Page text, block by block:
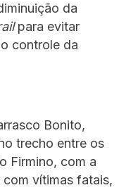
da
para evitar
controle da
Bonito,
trecho entre os
Firmino, com a
vítimas fatais,